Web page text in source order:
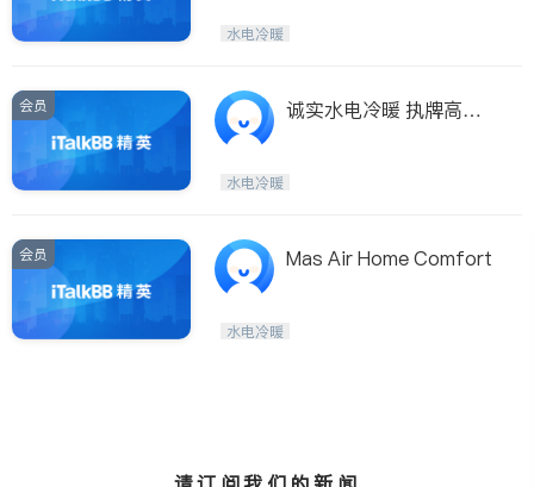
水电冷暖
会员
诚实水电冷暖 执牌高级
水电冷暖
会员 Mas Air Home Comfort
水电冷暖